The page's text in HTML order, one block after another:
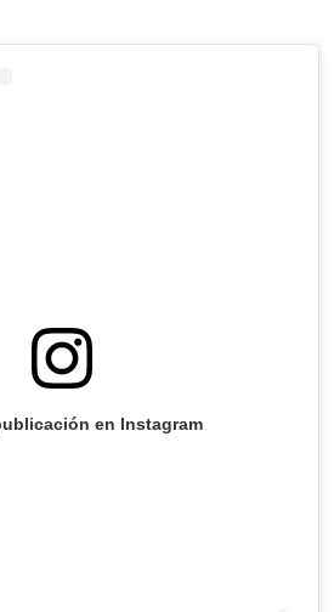
en Instagram